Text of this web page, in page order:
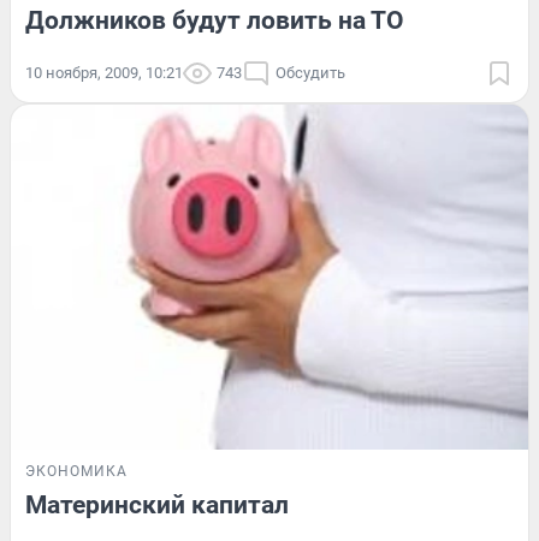
Должников будут ловить на ТО
10 ноября, 2009, 10:21 743 Обсудить
ЭКОНОМИКА
Материнский капитал